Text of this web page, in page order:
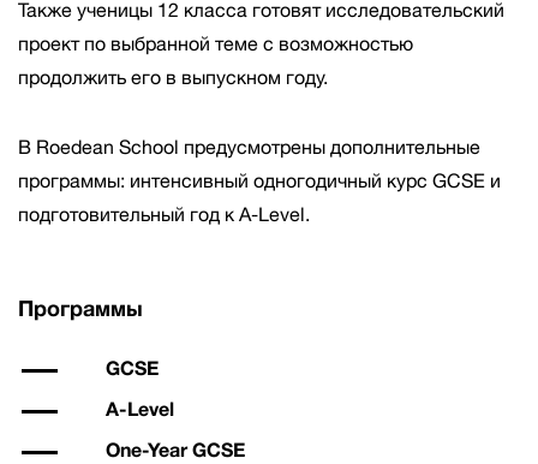
Также ученицы 12 класса готовят исследовательский
проект по выбранной теме с возможностью
продолжить его в выпускном году.
В Roedean School предусмотрены дополнительные
программы: интенсивный одногодичный курс GCSE и
подготовительный год к A-Level.
Программы
GCSE
A-Level
One-Year GCSE